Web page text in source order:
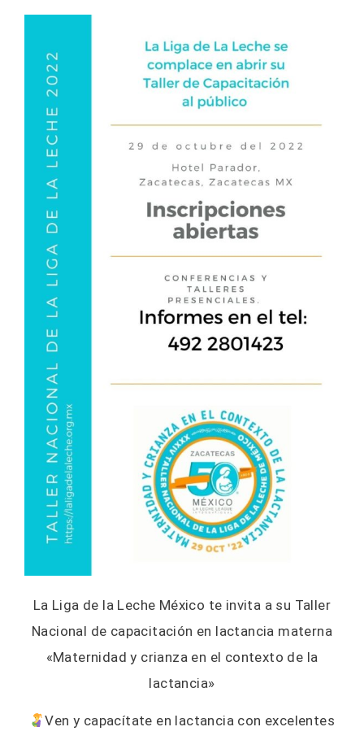
La Liga de la Leche México te invita a su Taller
Nacional de capacitación en lactancia materna
«Maternidad y crianza en el contexto de la
lactancia»
Ven y capacítate en lactancia con excelentes